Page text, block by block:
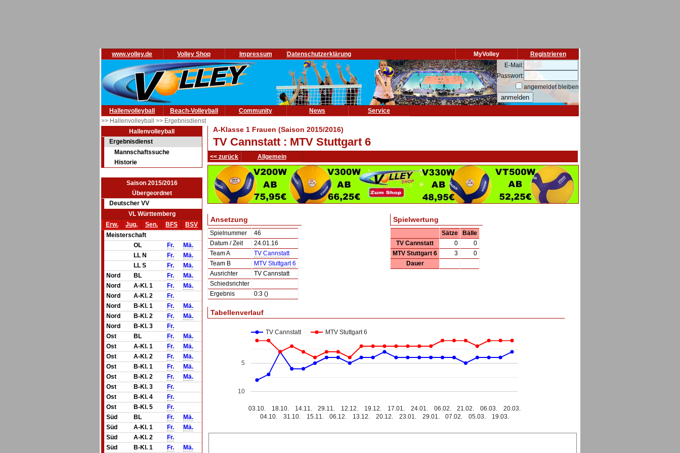
www.volley.de Volley Shop Impressum Datenschutzerklärung Registrieren
MyVolley
E-Mail:
Passwort:
angemeldet bleiben
Hallenvolleyball Beach-Volleyball Community News
Service
>> Hallenvolleyball >> Ergebnisdienst
Hallenvolleyball
Ergebnisdienst
Mannschaftssuche
Historie
Saison 2015/2016
Übergeordnet
Deutscher VV
VL Württemberg
Erw.
Jug. Sen. BFS
BSV
Meisterschaft
OL
Fr.
Mä.
LL N
Fr.
Mä.
LL S
Fr.
Mä.
Nord
BL Fr.
Mä.
Nord
A-Kl. 1 Fr.
Mä.
Nord
A-Kl. 2
Fr.
Nord
B-Kl. 1 Fr.
Mä.
Nord
B-Kl. 2 Fr.
Mä.
Nord
B-Kl. 3
Fr.
Ost
BL Fr.
Mä.
Ost
A-Kl. 1 Fr.
Mä.
Ost
A-Kl. 2 Fr.
Mä.
Ost
B-Kl. 1 Fr.
Mä.
Ost
B-Kl. 2 Fr.
Mä.
Ost
B-Kl. 3
Fr.
Ost
B-Kl. 4
Fr.
Ost
B-Kl. 5
Fr.
Süd
BL Fr.
Mä.
Süd
A-Kl. 1 Fr.
Mä.
Süd
A-Kl. 2
Fr.
Süd
B-Kl. 1 Fr. Mä.
A-Klasse 1 Frauen (Saison 2015/2016)
TV Cannstatt : MTV Stuttgart 6
<< zurück Allgemein
Ansetzung
Spielnummer
46
Datum / Zeit
24.01.16
Team A
TV Cannstatt
Team B
MTV Stuttgart 6
Ausrichter
TV Cannstatt
Schiedsrichter
Ergebnis
0:3 ()
Spielwertung
Sätze
Bälle
TV Cannstatt
0
0
MTV Stuttgart 6
3
0
Dauer
Tabellenverlauf
TV Cannstatt MTV Stuttgart 6
03.10.
04.10.
18.10.
31.10.
14.11.
15.11.
29.11.
06.12.
12.12.
13.12.
19.12.
20.12.
17.01.
23.01.
24.01.
29.01.
06.02.
07.02.
21.02.
05.03.
06.03.
19.03.
20.03.
5
10